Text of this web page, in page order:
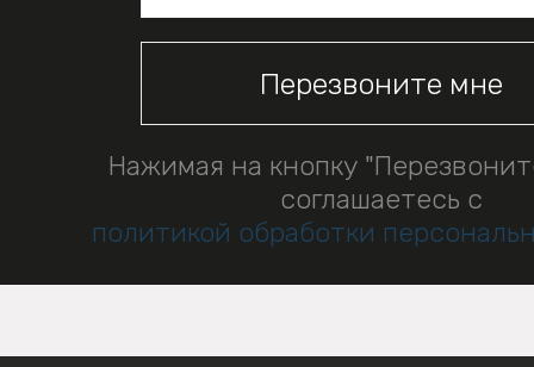
Нажимая на кнопку
соглашаетесь с
политикой обработки